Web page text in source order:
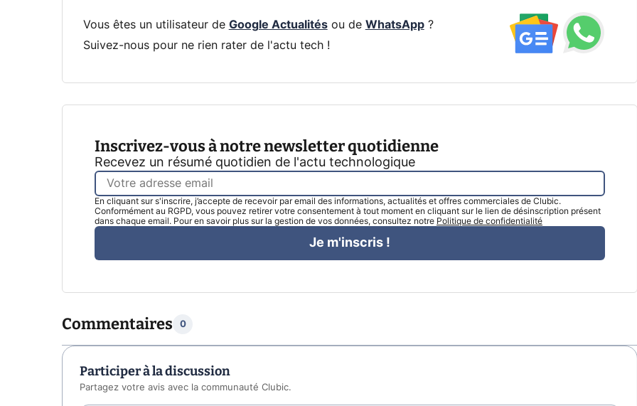
Vous êtes un utilisateur de Google Actualitésou de WhatsApp?
Suivez-nous pour ne rien rater de l'actu tech !
Inscrivez-vous à notre newsletter quotidienne
Recevez un résumé quotidien de l'actu technologique
En cliquant sur s'inscrire, j’accepte de recevoir par email des informations, actualités et offres commerciales de Clubic.
Conformément au RGPD, vous pouvez retirer votre consentement à tout moment en cliquant sur le lien de désinscription présent
dans chaque email. Pour en savoir plus sur la gestion de vos données, consultez notre Politique de confidentialité
Je m'inscris !
Commentaires 0
Participer à la discussion
Partagez votre avis avec la communauté Clubic.